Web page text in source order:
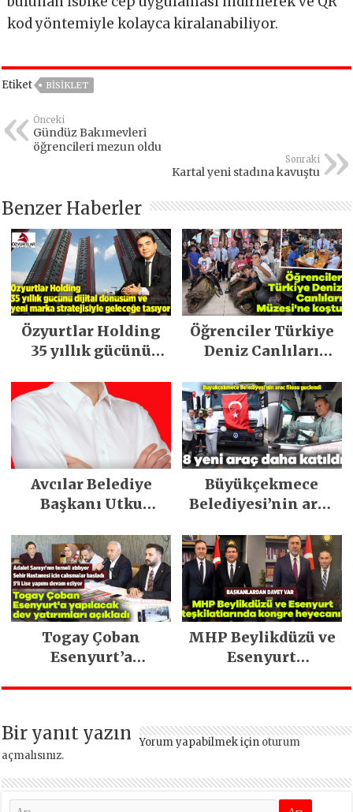
kod yöntemiyle kolayca kiralanabiliyor.
Etiket BISIKLET
Önceki
Gündüz Bakımevleri
öğrencileri mezun oldu
Sonraki
Kartal yeni stadına kavuştu
Benzer Haberler
Özyurtlar Holding
35 yıllık gücünü
yeni marka
stratejisiyle
geleceğe taşıyor
Öğrenciler Türkiye
Deniz Canlıları
Avcılar Belediye
Başkanı Utku
tahliye edildi
Büyükçekmece
Belediyesi’nin araç
Togay Çoban
Esenyurt’a
MHP Beylikdüzü ve
Esenyurt
Bir yanıt yazın Yorum yapabilmek için oturum
açmalısınız.